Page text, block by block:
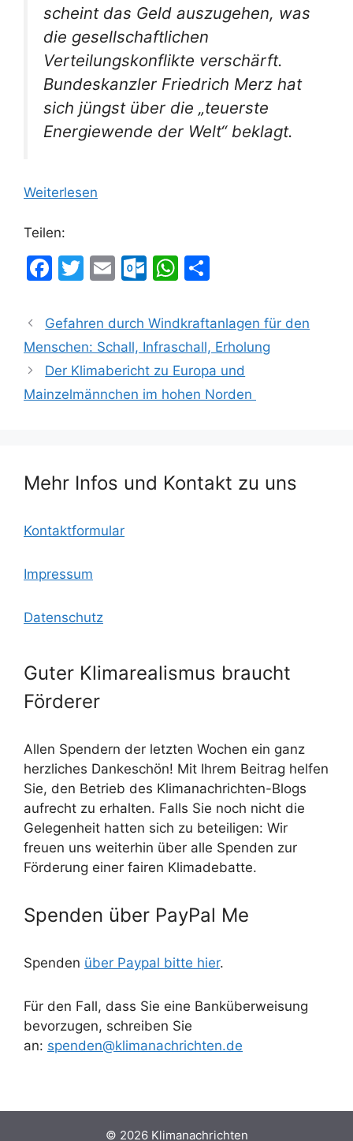
scheint das Geld auszugehen, was
die gesellschaftlichen
Verteilungskonflikte verschärft.
Bundeskanzler Friedrich Merz hat
sich jüngst über die „teuerste
Energiewende der Welt“ beklagt.
Weiterlesen
Teilen:
F
c
e
b
o
T
itt
er
E
ai
l
O
lo
o
k.
c
W
at
s
A
p
le
n
Gefahren durch Windkraftanlagen für den
Menschen: Schall, Infraschall, Erholung
Der Klimabericht zu Europa und
Mainzelmännchen im hohen Norden
Mehr Infos und Kontakt zu uns
Kontaktformular
Impressum
Datenschutz
Guter Klimarealismus braucht
Förderer
Allen Spendern der letzten Wochen ein ganz
herzliches Dankeschön! Mit Ihrem Beitrag helfen
Sie, den Betrieb des Klimanachrichten-Blogs
aufrecht zu erhalten. Falls Sie noch nicht die
Gelegenheit hatten sich zu beteiligen: Wir
freuen uns weiterhin über alle Spenden zur
Förderung einer fairen Klimadebatte.
Spenden über PayPal Me
Spenden über Paypal bitte hier.
Für den Fall, dass Sie eine Banküberweisung
bevorzugen, schreiben Sie
an: spenden@klimanachrichten.de
© 2026 Klimanachrichten